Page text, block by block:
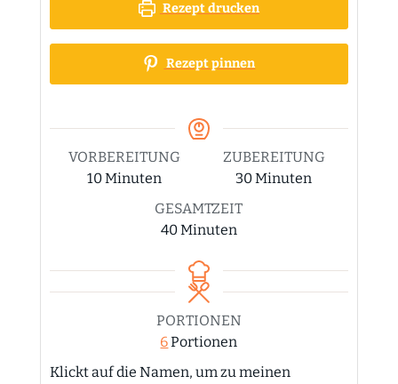
Rezept drucken
Rezept pinnen
VORBEREITUNG
10Minuten
Minuten
ZUBEREITUNG
30Minuten
Minuten
GESAMTZEIT
40Minuten
Minuten
PORTIONEN
6Portionen
Klickt auf die Namen, um zu meinen